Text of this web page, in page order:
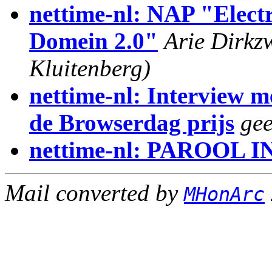
nettime-nl: NAP
Domein 2.0" Arie
Kluitenberg)
nettime-nl: Interview
de Browserdag prijs
nettime-nl: PAROOL
Mail converted byMHonArc